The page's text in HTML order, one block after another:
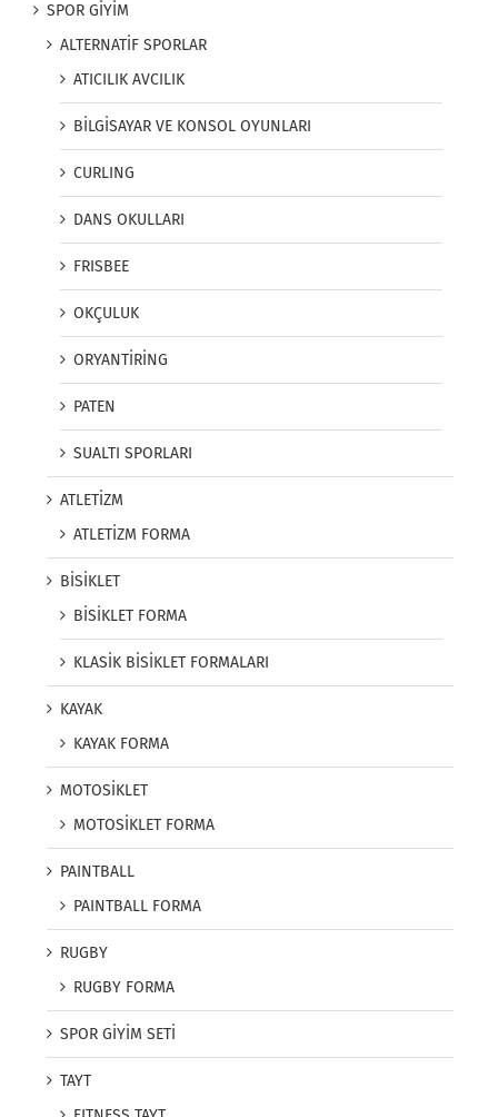
SPOR GİYİM
ALTERNATİF SPORLAR
ATICILIK AVCILIK
BİLGİSAYAR VE KONSOL OYUNLARI
CURLING
DANS OKULLARI
FRISBEE
OKÇULUK
ORYANTİRİNG
PATEN
SUALTI SPORLARI
ATLETİZM
ATLETİZM FORMA
BİSİKLET
BİSİKLET FORMA
KLASİK BİSİKLET FORMALARI
KAYAK
KAYAK FORMA
MOTOSİKLET
MOTOSİKLET FORMA
PAINTBALL
PAINTBALL FORMA
RUGBY
RUGBY FORMA
SPOR GİYİM SETİ
TAYT